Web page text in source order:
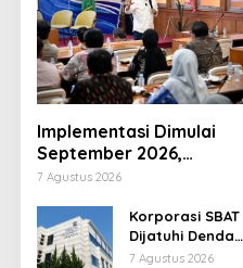
Implementasi Dimulai
September 2026,
Pemprov Jabar Pastikan
Sasaran
7 Agustus 2026
Korporasi SBAT
Dijatuhi Denda
Rp115 Miliar Atas
7 Agustus 2026